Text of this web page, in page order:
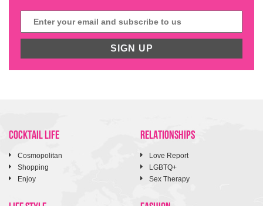
SIGN UP
COCKTAIL LIFE
Cosmopolitan
Shopping
Enjoy
RELATIONSHIPS
Love Report
LGBTQ+
Sex Therapy